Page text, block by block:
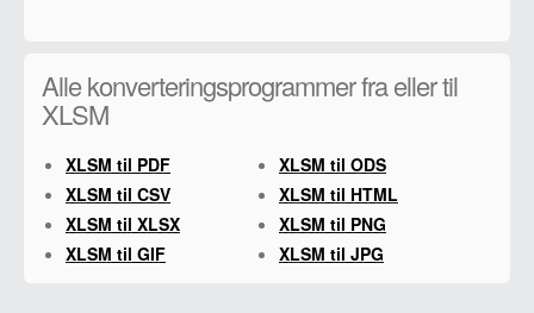
Alle konverteringsprogrammer fra eller til
XLSM
XLSM til PDF
XLSM til ODS
XLSM til CSV
XLSM til HTML
XLSM til XLSX
XLSM til PNG
XLSM til GIF
XLSM til JPG